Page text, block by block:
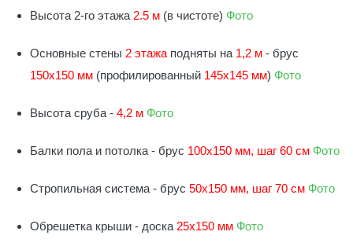
Высота 2-го этажа 2.5 м (в чистоте) Фото
Основные стены 2 этажа подняты на 1,2 м - брус
150х150 мм (профилированный 145х145 мм) Фото
Высота сруба - 4,2 м Фото
Балки пола и потолка - брус 100х150 мм, шаг 60 см Фото
Стропильная система - брус 50х150 мм, шаг 70 см Фото
Обрешетка крыши - доска 25х150 мм Фото